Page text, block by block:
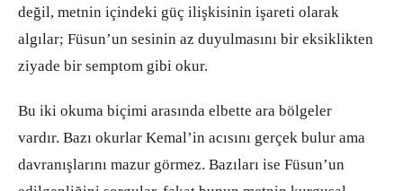
değil, metnin içindeki güç ilişkisinin işareti olarak
algılar; Füsun’un sesinin az duyulmasını bir eksiklikten
ziyade bir semptom gibi okur.
Bu iki okuma biçimi arasında elbette ara bölgeler
vardır. Bazı okurlar Kemal’in acısını gerçek bulur ama
davranışlarını mazur görmez. Bazıları ise Füsun’un